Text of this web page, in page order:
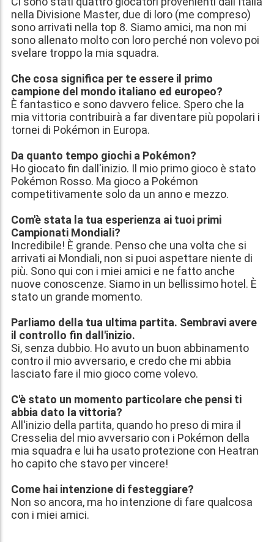
nella Divisione Master, due di loro (me compreso)
sono arrivati nella top 8. Siamo amici, ma non mi
sono allenato molto con loro perché non volevo poi
svelare troppo la mia squadra.
Che cosa significa per te essere il primo
campione del mondo italiano ed europeo?
È fantastico e sono davvero felice. Spero che la
mia vittoria contribuirà a far diventare più popolari i
tornei di Pokémon in Europa.
Da quanto tempo giochi a Pokémon?
Ho giocato fin dall'inizio. Il mio primo gioco è stato
Pokémon Rosso. Ma gioco a Pokémon
competitivamente solo da un anno e mezzo.
Com'è stata la tua esperienza ai tuoi primi
Campionati Mondiali?
Incredibile! È grande. Penso che una volta che si
arrivati ai Mondiali, non si puoi aspettare niente di
più. Sono qui con i miei amici e ne fatto anche
nuove conoscenze. Siamo in un bellissimo hotel. È
stato un grande momento.
Parliamo della tua ultima partita. Sembravi avere
il controllo fin dall'inizio.
Si, senza dubbio. Ho avuto un buon abbinamento
contro il mio avversario, e credo che mi abbia
lasciato fare il mio gioco come volevo.
C'è stato un momento particolare che pensi ti
abbia dato la vittoria?
All'inizio della partita, quando ho preso di mira il
Cresselia del mio avversario con i Pokémon della
mia squadra e lui ha usato protezione con Heatran
ho capito che stavo per vincere!
Come hai intenzione di festeggiare?
Non so ancora, ma ho intenzione di fare qualcosa
con i miei amici.